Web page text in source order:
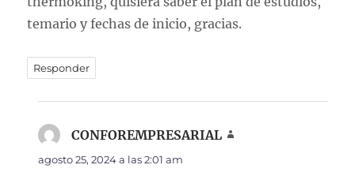
temario y fechas de inicio, gracias.
Responder
CONFOREMPRESARIAL
agosto 25, 2024 a las 2:01 am